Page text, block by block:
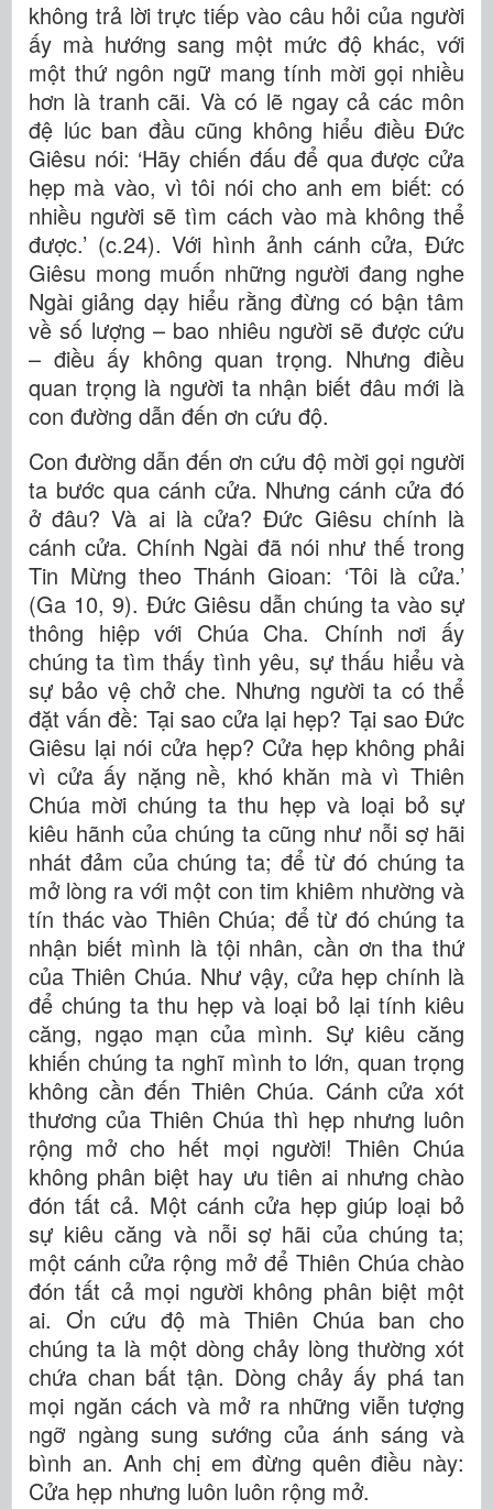
không trả lời trực tiếp vào câu hỏi của người
ấy mà hướng sang một mức độ khác, với
một thứ ngôn ngữ mang tính mời gọi nhiều
hơn là tranh cãi. Và có lẽ ngay cả các môn
đệ lúc ban đầu cũng không hiểu điều Đức
Giêsu nói: ‘Hãy chiến đấu để qua được cửa
hẹp mà vào, vì tôi nói cho anh em biết: có
nhiều người sẽ tìm cách vào mà không thể
được.’ (c.24). Với hình ảnh cánh cửa, Đức
Giêsu mong muốn những người đang nghe
Ngài giảng dạy hiểu rằng đừng có bận tâm
về số lượng – bao nhiêu người sẽ được cứu
– điều ấy không quan trọng. Nhưng điều
quan trọng là người ta nhận biết đâu mới là
con đường dẫn đến ơn cứu độ.
Con đường dẫn đến ơn cứu độ mời gọi người
ta bước qua cánh cửa. Nhưng cánh cửa đó
ở đâu? Và ai là cửa? Đức Giêsu chính là
cánh cửa. Chính Ngài đã nói như thế trong
Tin Mừng theo Thánh Gioan: ‘Tôi là cửa.’
(Ga 10, 9). Đức Giêsu dẫn chúng ta vào sự
thông hiệp với Chúa Cha. Chính nơi ấy
chúng ta tìm thấy tình yêu, sự thấu hiểu và
sự bảo vệ chở che. Nhưng người ta có thể
đặt vấn đề: Tại sao cửa lại hẹp? Tại sao Đức
Giêsu lại nói cửa hẹp? Cửa hẹp không phải
vì cửa ấy nặng nề, khó khăn mà vì Thiên
Chúa mời chúng ta thu hẹp và loại bỏ sự
kiêu hãnh của chúng ta cũng như nỗi sợ hãi
nhát đảm của chúng ta; để từ đó chúng ta
mở lòng ra với một con tim khiêm nhường và
tín thác vào Thiên Chúa; để từ đó chúng ta
nhận biết mình là tội nhân, cần ơn tha thứ
của Thiên Chúa. Như vậy, cửa hẹp chính là
để chúng ta thu hẹp và loại bỏ lại tính kiêu
căng, ngạo mạn của mình. Sự kiêu căng
khiến chúng ta nghĩ mình to lớn, quan trọng
không cần đến Thiên Chúa. Cánh cửa xót
thương của Thiên Chúa thì hẹp nhưng luôn
rộng mở cho hết mọi người! Thiên Chúa
không phân biệt hay ưu tiên ai nhưng chào
đón tất cả. Một cánh cửa hẹp giúp loại bỏ
sự kiêu căng và nỗi sợ hãi của chúng ta;
một cánh cửa rộng mở để Thiên Chúa chào
đón tất cả mọi người không phân biệt một
ai. Ơn cứu độ mà Thiên Chúa ban cho
chúng ta là một dòng chảy lòng thường xót
chứa chan bất tận. Dòng chảy ấy phá tan
mọi ngăn cách và mở ra những viễn tượng
ngỡ ngàng sung sướng của ánh sáng và
bình an. Anh chị em đừng quên điều này:
Cửa hẹp nhưng luôn luôn rộng mở.